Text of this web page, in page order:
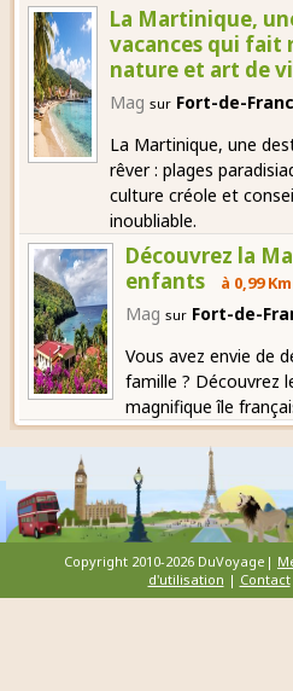
La Martinique,
vacances qui fait
nature et art de
Mag sur Fort-de-
La Martinique, une
rêver : plages
culture créole et
inoubliable.
Découvrez la
enfants
à 0,99 Km
Mag sur Fort-de-
Vous avez envie de
famille ? Découvrez
magnifique île
Copyright 2010-2026 DuVoyage|
d'utilisation | Contact